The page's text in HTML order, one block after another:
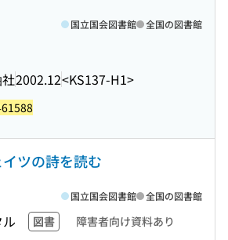
2002.12<KS137-H1>
国立国会図書館 全国の図書館
ツの詩を読む
図書 障害者向け資料あり
国立国会図書館 全国の図書館